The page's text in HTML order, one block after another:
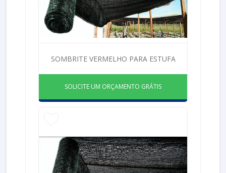
SOMBRITE VERMELHO PARA ESTUFA
SOLICITE UM ORÇAMENTO GRÁTIS